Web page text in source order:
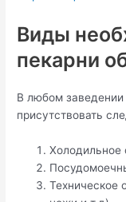
Виды
пекарни
В любом
присутствовать
Холодильное
Техническое